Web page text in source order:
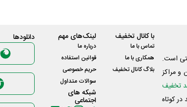
است.
و مراکز
تخفیف
کوتاه
با کانال تخفیف
تماس با ما
همکاری با ما
بلاگ کانال تخفیف
لینک‌های مهم
درباره ما
قوانین استفاده
حریم خصوصی
سوالات متداول
شبکه های
اجتماعی
دانلود‌ها